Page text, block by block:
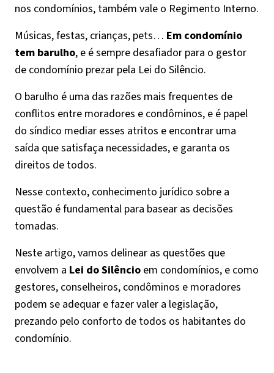
nos condomínios, também vale o Regimento Interno.
Músicas, festas, crianças, pets… Em condomínio
tem barulho, e é sempre desafiador para o gestor
de condomínio prezar pela Lei do Silêncio.
O barulho é uma das razões mais frequentes de
conflitos entre moradores e condôminos, e é papel
do síndico mediar esses atritos e encontrar uma
saída que satisfaça necessidades, e garanta os
direitos de todos.
Nesse contexto, conhecimento jurídico sobre a
questão é fundamental para basear as decisões
tomadas.
Neste artigo, vamos delinear as questões que
envolvem a Lei do Silêncio em condomínios, e como
gestores, conselheiros, condôminos e moradores
podem se adequar e fazer valer a legislação,
prezando pelo conforto de todos os habitantes do
condomínio.